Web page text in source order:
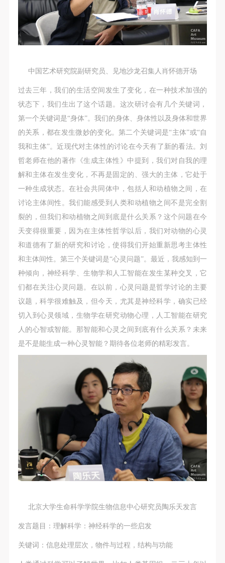
中国艺术研究院副研究员、见地沙龙召集人肖怀德开场
过去三年，我们的生活空间发生了变化，在一种技术加强的
状态下，我们生出了这个话题。这次研讨会有几个关键词，
第一个关键词是“身体”。我们的身体、身体性以及身体和世界
的关系，都在发生微妙的变化。第二个关键词是“主体”或“自
我和主体”。近现代对主体性的讨论在今天有了新的看法。刘
哲老师在他的著作《生成主体性》中提到，我们对自我的理
解和主体在发生变化，不再是固定的、强大的主体，它处于
一种生成状态。在社会共同体中，包括人和动植物之间，在
讨论主体间性。我们能感受到人类和动植物之间不是完全割
裂的，但我们和动植物之间到底是什么关系？这个问题在今
天变得很重要，因为在主体性哲学以后，我们对动物的心灵
和道德有了新的研究和讨论，使得我们开始重新思考主体性
和主体间性。第三个关键词是“心灵问题”。最近，我感知到一
种倾向，神经科学、生物学和人工智能在发生某种交叉，它
们都在关注心灵问题。在以前，心灵问题是哲学讨论的主要
议题，科学很难触及，但今天，尤其是神经科学，确实已经
切入到心灵领域，生物学在研究动物心理，人工智能在研究
人的心智或智能。那智能和心灵之间到底有什么关系？未来
是不是能生成一种心灵智能？期待各位老师的精彩发言。
北京大学生命科学学院生物信息中心研究员陶乐天发言
发言题目：理解科学：神经科学的一些启发
关键词：信息处理层次，物件与过程，结构与功能
第六条
参与活动者在参与活动时应当在美术馆工作人员及活
动导师、教师指导下进行，并正确的使用活动中所涉
套设备、设施造成个人受伤、伤害他人及造成相应工
具、材料、设备或设施的故障或损坏。参与活动者应
当承当相应的全部责任，并主动赔偿相应的经济损
失。活动中任何非事故当事人及美术馆将不承担人身
事故的任何责任。
中央美术学院美术馆肖像权许可使用协议
根据《中华人民共和国广告法》、《中华人民共和国
民法通则》以及 最高人民法院关于贯彻执行 《中华
人民共和国民法通则》若干问题的意见（试行）>的
有关规定，为明确肖像许可方（甲方）和使用方（乙
方）的权利义务关系，经双方友好协商，甲乙双方就
带有甲方肖像的作品的使用达成如下一致协议：
一、 一般约定
（1）、甲方为本协议中的肖像权人，自愿将自己的
肖像权许可乙方作符合本协议约定和法律规定的用
途。
（2）、乙方中央美术学院美术馆是一所具有标志
性、专业性、国际化的现代公共美术馆。中央美术学
院美术馆与时代同行，努力塑造一个开放、自由、学
术的空间氛围，竭诚与各单位、企业、机构、艺术家
和观众进行良好互动。以学院的学术研究为基础，积
极策划国际、国内多视角、多领域的展览、论坛及公
共教育活动，为美院师生、中外艺术家以及社会公众
提供一个交流、学习、展示的平台。作为一家公益性
单位，其开展的公共教育活动以学术性和公益性为
（3）、乙方为甲方拍摄中央美术学院公共教育部所
有公教活动。
二、拍摄内容、使用形式、使用地域范围
内○3由中央美术学院公共教育部策划或执行的一切活
动。
（2）、使用形式 用于中央美术学院图书出版、销售
第六条
参与活动者在参与活动时应当在美术馆工作人员及活
动导师、教师指导下进行，并正确的使用活动中所涉
套设备、设施造成个人受伤、伤害他人及造成相应工
具、材料、设备或设施的故障或损坏。参与活动者应
当承当相应的全部责任，并主动赔偿相应的经济损
失。活动中任何非事故当事人及美术馆将不承担人身
事故的任何责任。
中央美术学院美术馆肖像权许可使用协议
根据《中华人民共和国广告法》、《中华人民共和国
民法通则》以及 最高人民法院关于贯彻执行 《中华
人民共和国民法通则》若干问题的意见（试行）>的
有关规定，为明确肖像许可方（甲方）和使用方（乙
方）的权利义务关系，经双方友好协商，甲乙双方就
带有甲方肖像的作品的使用达成如下一致协议：
一、 一般约定
（1）、甲方为本协议中的肖像权人，自愿将自己的
肖像权许可乙方作符合本协议约定和法律规定的用
途。
（2）、乙方中央美术学院美术馆是一所具有标志
性、专业性、国际化的现代公共美术馆。中央美术学
院美术馆与时代同行，努力塑造一个开放、自由、学
术的空间氛围，竭诚与各单位、企业、机构、艺术家
和观众进行良好互动。以学院的学术研究为基础，积
极策划国际、国内多视角、多领域的展览、论坛及公
共教育活动，为美院师生、中外艺术家以及社会公众
提供一个交流、学习、展示的平台。作为一家公益性
单位，其开展的公共教育活动以学术性和公益性为
（3）、乙方为甲方拍摄中央美术学院公共教育部所
有公教活动。
二、拍摄内容、使用形式、使用地域范围
内○3由中央美术学院公共教育部策划或执行的一切活
动。
（2）、使用形式 用于中央美术学院图书出版、销售
第六条
参与活动者在参与活动时应当在美术馆工作人员及活
动导师、教师指导下进行，并正确的使用活动中所涉
套设备、设施造成个人受伤、伤害他人及造成相应工
具、材料、设备或设施的故障或损坏。参与活动者应
当承当相应的全部责任，并主动赔偿相应的经济损
失。活动中任何非事故当事人及美术馆将不承担人身
事故的任何责任。
中央美术学院美术馆肖像权许可使用协议
根据《中华人民共和国广告法》、《中华人民共和国
民法通则》以及 最高人民法院关于贯彻执行 《中华
人民共和国民法通则》若干问题的意见（试行）>的
有关规定，为明确肖像许可方（甲方）和使用方（乙
方）的权利义务关系，经双方友好协商，甲乙双方就
带有甲方肖像的作品的使用达成如下一致协议：
一、 一般约定
（1）、甲方为本协议中的肖像权人，自愿将自己的
肖像权许可乙方作符合本协议约定和法律规定的用
途。
（2）、乙方中央美术学院美术馆是一所具有标志
性、专业性、国际化的现代公共美术馆。中央美术学
院美术馆与时代同行，努力塑造一个开放、自由、学
术的空间氛围，竭诚与各单位、企业、机构、艺术家
和观众进行良好互动。以学院的学术研究为基础，积
极策划国际、国内多视角、多领域的展览、论坛及公
共教育活动，为美院师生、中外艺术家以及社会公众
提供一个交流、学习、展示的平台。作为一家公益性
单位，其开展的公共教育活动以学术性和公益性为
（3）、乙方为甲方拍摄中央美术学院公共教育部所
有公教活动。
二、拍摄内容、使用形式、使用地域范围
内○3由中央美术学院公共教育部策划或执行的一切活
动。
（2）、使用形式 用于中央美术学院图书出版、销售